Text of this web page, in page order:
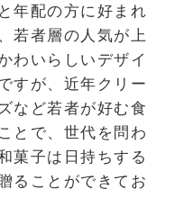
年配の方に好まれ
若者層の人気が上
わいらしいデザイ
すが、近年クリー
など若者が好む食
とで、世代を問わ
菓子は日持ちする
ることができてお